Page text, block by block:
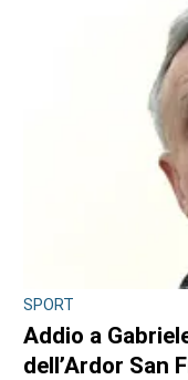
SPORT
Addio a
dell’Ardor San